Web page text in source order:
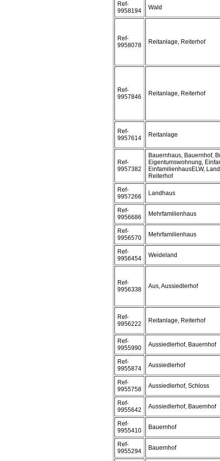
Ref-
9958194
Wald
Ref-
9958078
Reitanlage, Reiterhof
Ref-
9957846
Reitanlage, Reiterhof
Ref-
9957614
Reitanlage
Ref-
9957382
Bauernhaus, Bauernhof,
Eigentumswohnung,
EinfamilienhausELW,
Reiterhof
Ref-
9957266
Landhaus
Ref-
9956686
Mehrfamilienhaus
Ref-
9956570
Mehrfamilienhaus
Ref-
9956454
Weideland
Ref-
9956338
Aus, Aussiedlerhof
Ref-
9956222
Reitanlage, Reiterhof
Ref-
9955990
Aussiedlerhof, Bauernhof
Ref-
9955874
Aussiedlerhof
Ref-
9955758
Aussiedlerhof, Schloss
Ref-
9955642
Aussiedlerhof, Bauernhof
Ref-
9955410
Bauernhof
Ref-
9955294
Bauernhof